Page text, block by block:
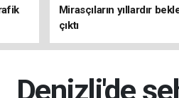
Mirasçıların yıllardır
çıktı
Denizli'de